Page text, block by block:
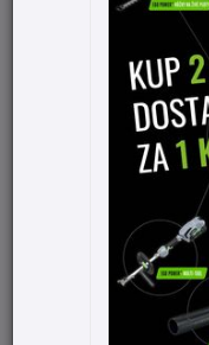
573 330
ADRESA
Velehradská 579 / 25